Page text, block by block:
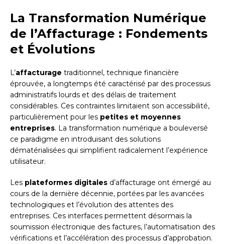
La Transformation Numérique
de l’Affacturage : Fondements
et Évolutions
L’affacturage traditionnel, technique financière
éprouvée, a longtemps été caractérisé par des processus
administratifs lourds et des délais de traitement
considérables. Ces contraintes limitaient son accessibilité,
particulièrement pour les petites et moyennes
entreprises. La transformation numérique a bouleversé
ce paradigme en introduisant des solutions
dématérialisées qui simplifient radicalement l’expérience
utilisateur.
Les plateformes digitales d’affacturage ont émergé au
cours de la dernière décennie, portées par les avancées
technologiques et l’évolution des attentes des
entreprises. Ces interfaces permettent désormais la
soumission électronique des factures, l’automatisation des
vérifications et l’accélération des processus d’approbation.